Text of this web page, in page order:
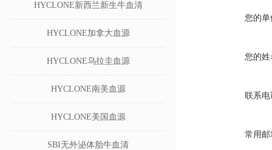
HYCLONE新西兰新生牛血清
HYCLONE加拿大血源
HYCLONE乌拉圭血源
HYCLONE南美血源
HYCLONE美国血源
SBI无外泌体胎牛血清
您的单
您的姓
联系电
常用邮